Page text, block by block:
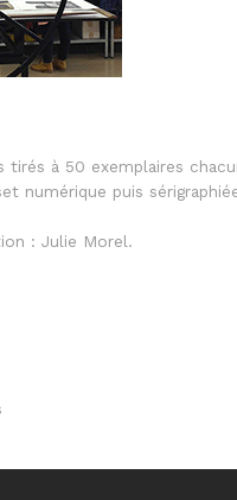
tirés à 50 exemplaires
numérique puis
: Julie Morel.